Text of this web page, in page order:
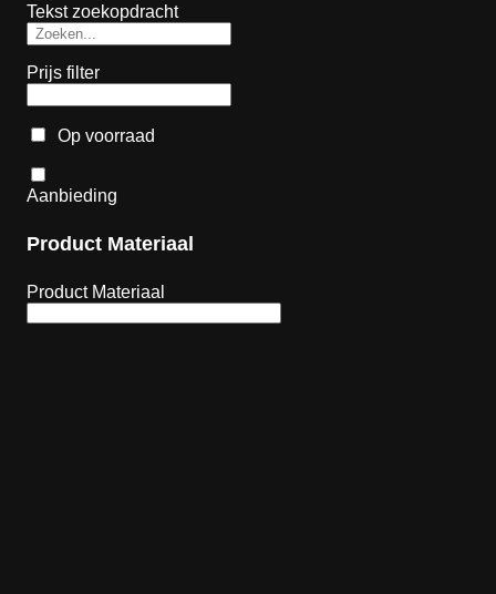
Tekst zoekopdracht
Prijs filter
Op voorraad
Aanbieding
Product Materiaal
Product Materiaal